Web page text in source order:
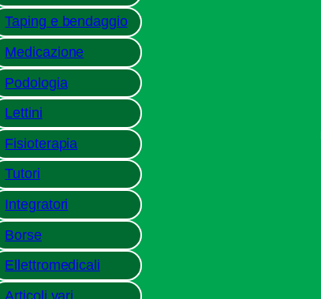
Taping e bendaggio
Medicazione
Podologia
Lettini
Fisioterapia
Tutori
Integratori
Borse
Ellettromedicali
Articoli vari